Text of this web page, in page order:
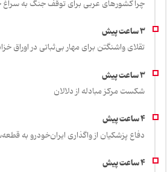
چرا کشورهای عربی برای توقف جنگ به سراغ
تقلای واشنگتن برای مهار بی‌ثباتی در اوراق
شکست مرکز مبادله از دلالان
دفاع پزشکیان از واگذاری ایران‌خودرو به